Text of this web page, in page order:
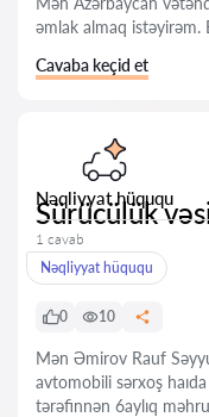
əmlak almaq
Cavaba keçid et
Nəqliyyat hüququ
Sürücülük
1 cavab
Nəqliyyat hüququ
0 10
Mən Əmirov Rauf
avtomobili sərxoş
tərəfinnən 6aylıq